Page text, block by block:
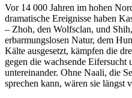
Vor 14 000 Jahren im hohen
dramatische Ereignisse haben
– Zhoh, den Wolfsclan, und
erbarmungslosen Natur, dem
Kälte ausgesetzt, kämpfen die
gegen die wachsende Eifersucht
untereinander. Ohne Naali, die
sprechen kann, wären sie längst